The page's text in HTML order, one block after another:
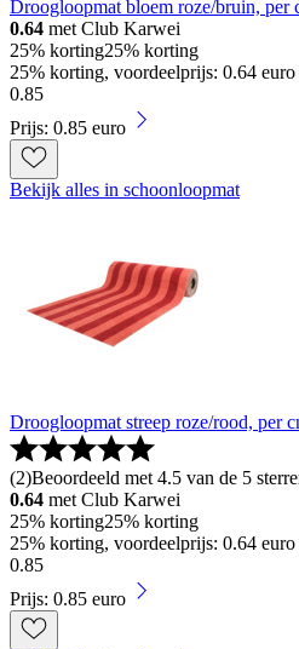
Droogloopmat bloem roze/bruin, per
0.64 met Club Karwei
25% korting25% korting
25% korting, voordeelprijs: 0.64
0.85
Prijs: 0.85 euro
Bekijk alles in schoonloopmat
Droogloopmat streep roze/rood, per
(2)Beoordeeld met 4.5 van de 5
0.64 met Club Karwei
25% korting25% korting
25% korting, voordeelprijs: 0.64
0.85
Prijs: 0.85 euro